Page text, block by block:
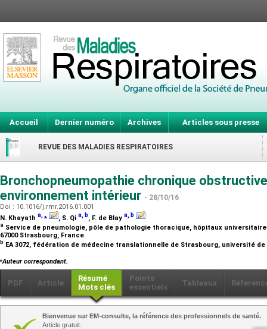
Accueil Dernier numéro Archives Articles sous presse
REVUE DES MALADIES RESPIRATOIRES
Bronchopneumopathie chronique
environnement intérieur - 28/10/16
Doi : 10.1016/j.rmr.2016.01.001
N. Khayath a,⁎ , S. Qi a, b, F. de Blay a, b
a Service de pneumologie, pôle de pathologie thoracique, hôpitaux
67000 Strasbourg, France
b EA 3072, fédération de médecine translationnelle de Strasbourg, université
⁎Auteur correspondant.
PDF Article
Résumé
Mots clés
Points
essentiels
Tableaux
Bienvenue sur EM-consulte, la référence des professionnels de santé.
Article gratuit.